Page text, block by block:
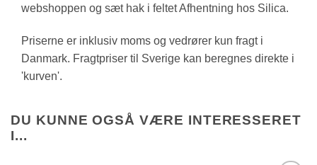
webshoppen og sæt hak i feltet Afhentning hos Silica.
Priserne er inklusiv moms og vedrører kun fragt i
Danmark. Fragtpriser til Sverige kan beregnes direkte i
'kurven'.
DU KUNNE OGSÅ VÆRE INTERESSERET
I...